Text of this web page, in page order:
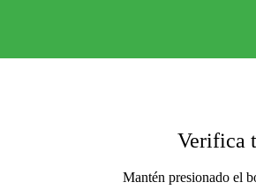
Verifica
Mantén presionado el